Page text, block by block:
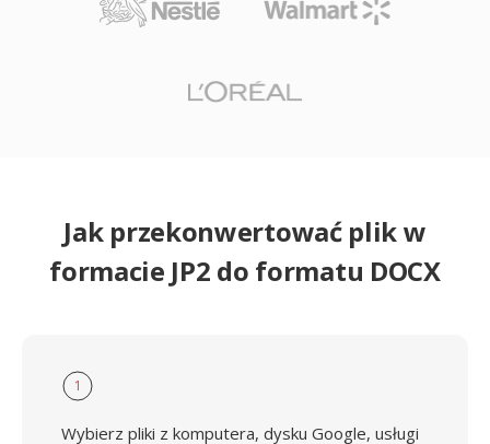
Jak przekonwertować plik w
formacie JP2 do formatu DOCX
1
Wybierz pliki z komputera, dysku Google, usługi